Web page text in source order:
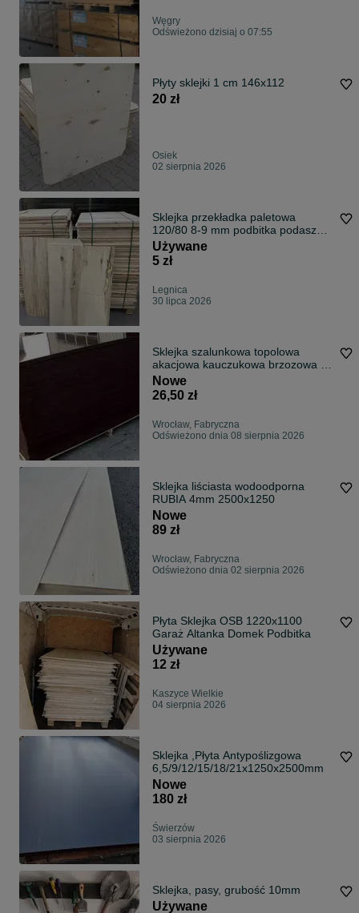
Węgry
Odświeżono dzisiaj o 07:55
Płyty sklejki 1 cm 146x112
20 zł
Osiek
02 sierpnia 2026
Sklejka przekładka paletowa
120/80 8-9 mm podbitka podasze
garaż sucha czysta
Używane
5 zł
Legnica
30 lipca 2026
Sklejka szalunkowa topolowa
akacjowa kauczukowa brzozowa |
Płyty szalunkowe PRODUCENT
Nowe
26,50 zł
Wrocław, Fabryczna
Odświeżono dnia 08 sierpnia 2026
Sklejka liściasta wodoodporna
RUBIA 4mm 2500x1250
Nowe
89 zł
Wrocław, Fabryczna
Odświeżono dnia 02 sierpnia 2026
Płyta Sklejka OSB 1220x1100
Garaż Altanka Domek Podbitka
Używane
12 zł
Kaszyce Wielkie
04 sierpnia 2026
Sklejka ,Płyta Antypoślizgowa
6,5/9/12/15/18/21x1250x2500mm
Nowe
180 zł
Świerzów
03 sierpnia 2026
Sklejka, pasy, grubość 10mm
Używane